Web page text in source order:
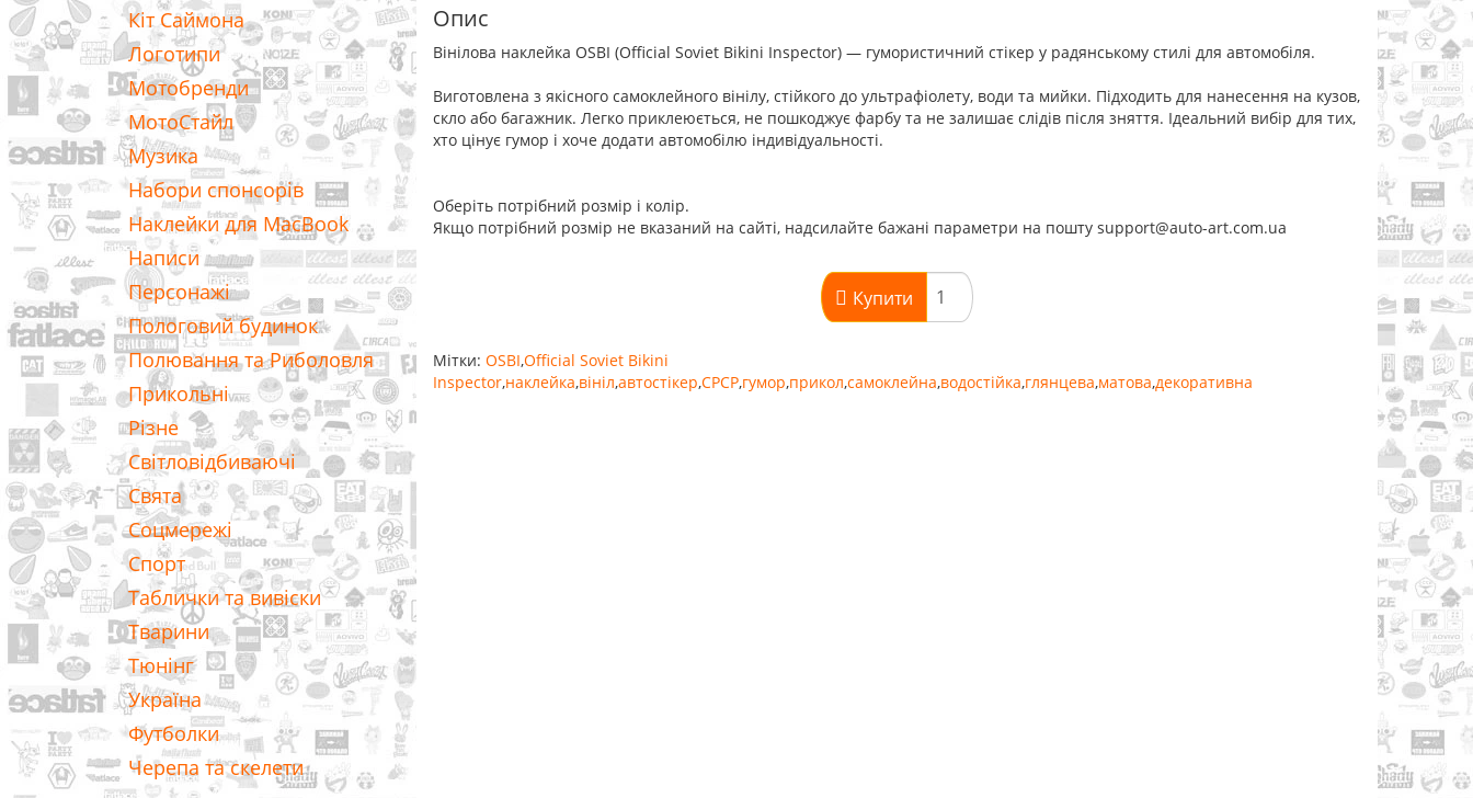
Кіт Саймона
Логотипи
Мотобренди
МотоСтайл
Музика
Набори спонсорів
Наклейки для MacBook
Написи
Персонажі
Пологовий будинок
Полювання та Риболовля
Прикольні
Різне
Світловідбиваючі
Свята
Соцмережі
Спорт
Таблички та вивіски
Тварини
Тюнінг
Україна
Футболки
Черепа та скелети
Опис
Вінілова наклейка OSBI (Official Soviet Bikini Inspector) — гумористичний стікер у радянському стилі для автомобіля.
Виготовлена з якісного самоклейного вінілу, стійкого до ультрафіолету, води та мийки. Підходить для нанесення на кузов,
скло або багажник. Легко приклеюється, не пошкоджує фарбу та не залишає слідів після зняття. Ідеальний вибір для тих,
хто цінує гумор і хоче додати автомобілю індивідуальності.
Оберіть потрібний розмір і колір.
Якщо потрібний розмір не вказаний на сайті, надсилайте бажані параметри на пошту support@auto-art.com.ua
Купити
Мітки: OSBI,Official Soviet Bikini
Inspector,наклейка,вініл,автостікер,СРСР,гумор,прикол,самоклейна,водостійка,глянцева,матова,декоративна